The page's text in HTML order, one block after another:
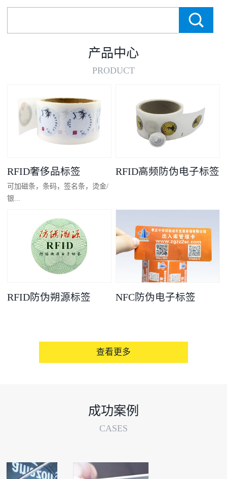
产品中心
PRODUCT
RFID奢侈品标签
可加磁条，条码，签名条，烫金/
银...
凸码，金/银底
RFID高频防伪电子标签
RFID防伪朔源标签 NFC防伪电子标签
查看更多
成功案例
CASES